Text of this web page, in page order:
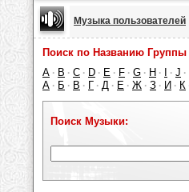
Музыка пользователей
Поиск по Названию
A · B · C · D · E · F · G · H · · J ·
А · Б · В · Г · Д · Е · Ж · З · И · К
Поиск Музыки: